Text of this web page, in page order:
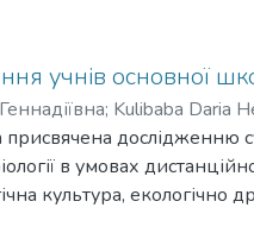
людини.
віку дітям необхідно
питання екологічного
основи
як засобу екологічного
змісту у
учнів основної
; Kulibaba Daria
присвячена дослідженню
в умовах
культура, екологічно
в педагогічній та